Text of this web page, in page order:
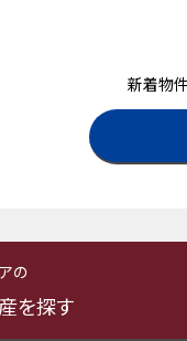
新着物
の
を探す